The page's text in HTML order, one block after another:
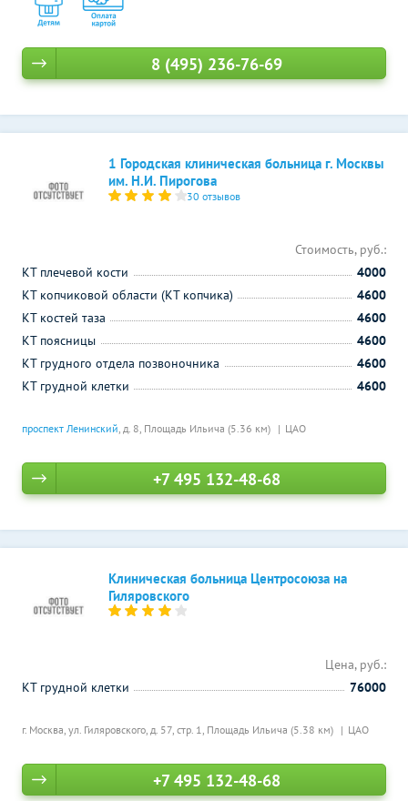
8 (495) 236-76-69
1 Городская клиническая больница г. Москвы
им. Н.И. Пирогова
30 отзывов
проспект Ленинский, д. 8, Площадь Ильича (5.36 км) ЦАО
Стоимость, руб.:
КТ плечевой кости
4000
КТ копчиковой области (КТ копчика)
4600
КТ костей таза
4600
КТ поясницы
4600
КТ грудного отдела позвоночника
4600
КТ грудной клетки
4600
+7 495 132-48-68
Клиническая больница Центросоюза на
Гиляровского
г. Москва, ул. Гиляровского, д. 57, стр. 1, Площадь Ильича (5.38 км) ЦАО
Цена, руб.:
КТ грудной клетки
76000
+7 495 132-48-68